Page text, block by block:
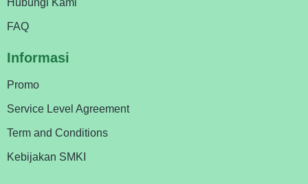
Hubungi Kami
FAQ
Informasi
Promo
Service Level Agreement
Term and Conditions
Kebijakan SMKI